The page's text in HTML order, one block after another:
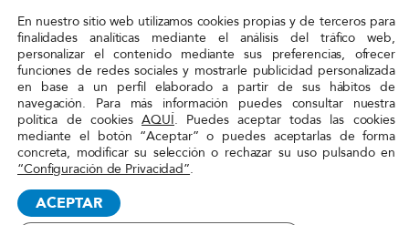
Red
Acoge
Inicio»Actualidad» Curso de formación online
“DIVERSIDAD EN EL
ENTORNO LABORAL: RETOS Y
En nuestro sitio web utilizamos cookies propias y de terceros para
finalidades analíticas mediante el análisis del tráfico web,
personalizar el contenido mediante sus preferencias, ofrecer
funciones de redes sociales y mostrarle publicidad personalizada
en base a un perfil elaborado a partir de sus hábitos de
navegación. Para más información puedes consultar nuestra
política de cookiesAQUÍ. Puedes aceptar todas las cookies
mediante el botón “Aceptar” o puedes aceptarlas de forma
concreta, modificar su selección o rechazar su uso pulsando en
“Configuración de Privacidad”.
ACEPTAR